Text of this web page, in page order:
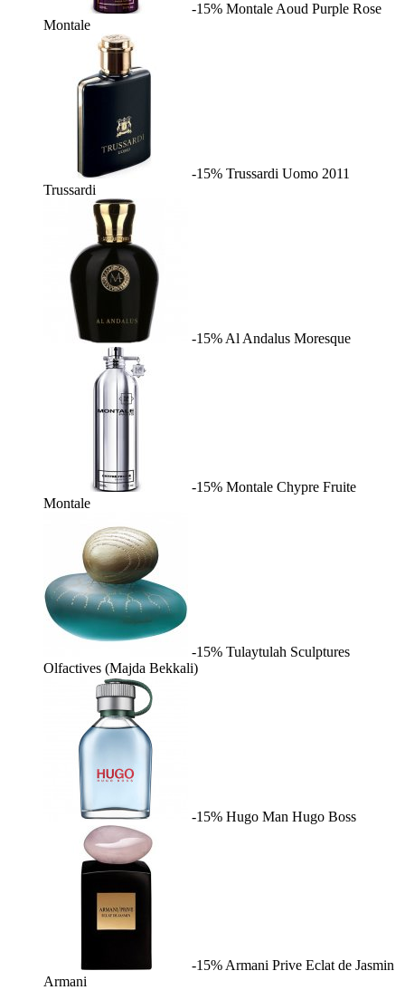
-15% Montale Aoud Purple Rose
Montale
-15% Trussardi Uomo 2011
Trussardi
-15% Al Andalus Moresque
-15% Montale Chypre Fruite
Montale
-15% Tulaytulah Sculptures
Olfactives (Majda Bekkali)
-15% Hugo Man Hugo Boss
-15% Armani Prive Eclat de Jasmin
Armani